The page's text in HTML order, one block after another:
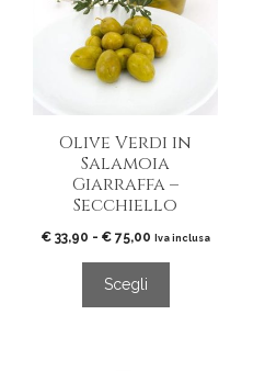
Olive Verdi in
Salamoia
Giarraffa –
Secchiello
€33,90 - €75,00Fascia
Iva inclusa
Scegli
opzioni
scelte
pagina
prodotto